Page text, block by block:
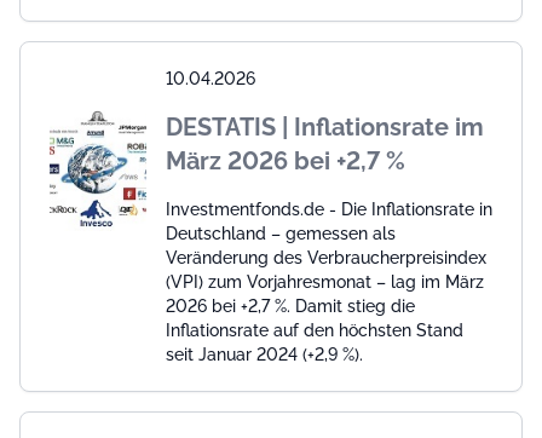
10.04.2026
DESTATIS | Inflationsrate im
März 2026 bei +2,7 %
Investmentfonds.de - Die Inflationsrate in
Deutschland – gemessen als
Veränderung des Verbraucherpreisindex
(VPI) zum Vorjahresmonat – lag im März
2026 bei +2,7 %. Damit stieg die
Inflationsrate auf den höchsten Stand
seit Januar 2024 (+2,9 %).